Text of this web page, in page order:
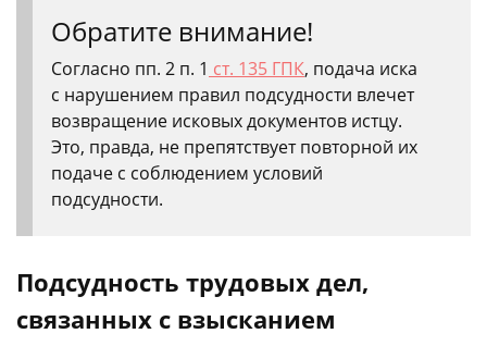
Обратите внимание!
Согласно пп. 2 п. 1 ст. 135 ГПК, подача иска
с нарушением правил подсудности влечет
возвращение исковых документов истцу.
Это, правда, не препятствует повторной их
подаче с соблюдением условий
подсудности.
Подсудность трудовых дел,
связанных с взысканием